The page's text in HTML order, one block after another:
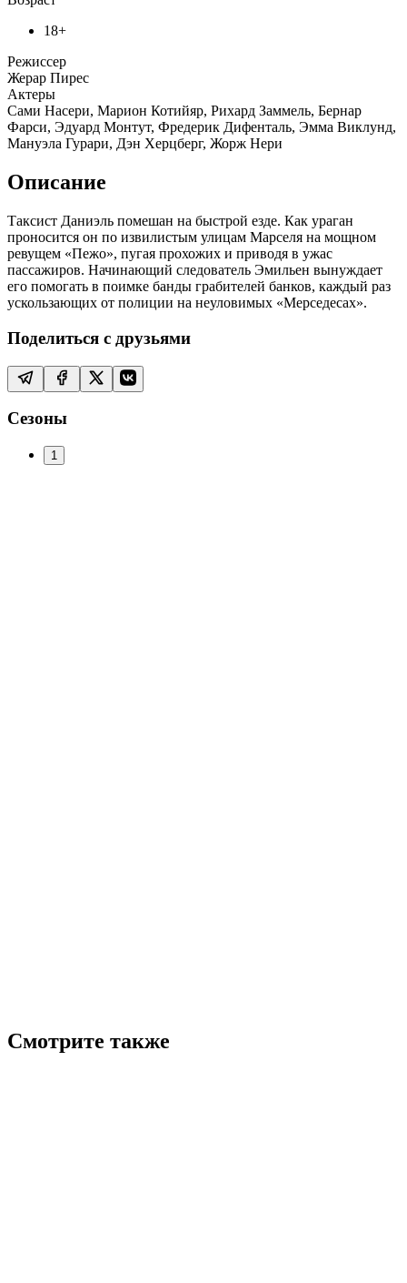
18+
Режиссер
Жерар Пирес
Актеры
Сами Насери, Марион Котийяр, Рихард Заммель, Бернар
Фарси, Эдуард Монтут, Фредерик Дифенталь, Эмма Виклунд,
Мануэла Гурари, Дэн Херцберг, Жорж Нери
Описание
Таксист Даниэль помешан на быстрой езде. Как ураган
проносится он по извилистым улицам Марселя на мощном
ревущем «Пежо», пугая прохожих и приводя в ужас
пассажиров. Начинающий следователь Эмильен вынуждает
его помогать в поимке банды грабителей банков, каждый раз
ускользающих от полиции на неуловимых «Мерседесах».
Поделиться с друзьями
Сезоны
1
Смотрите также